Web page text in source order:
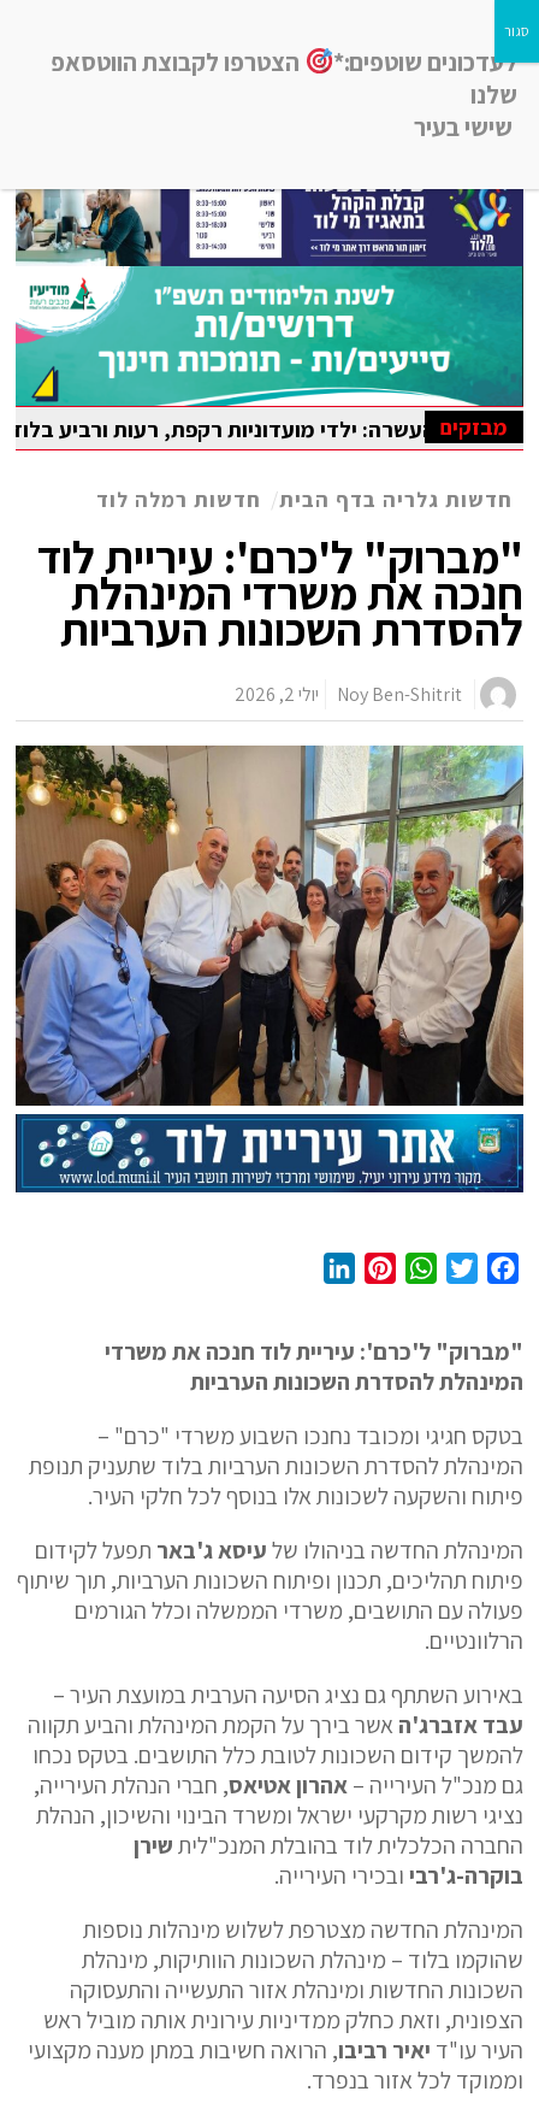
חדשות רמלה לוד, חדשות רחובות, חדשות נס-ציונה והסביבה
מבזקים
ילדי מועדוניות רקפת, רעות ורביע בלוד נהנו מקייטנת
חדשות גלריה בדף הבית/ חדשות רמלה לוד
"מברוק" ל'כרם': עיריית לוד
חנכה את משרדי המינהלת
להסדרת השכונות הערביות
Noy Ben-Shitrit יולי 2, 2026
e
b
o
k
t
r
W
t
s
p
p
t
e
e
s
k
e
I
n
"מברוק" ל'כרם': עיריית לוד חנכה את משרדי
המינהלת להסדרת השכונות הערביות
בטקס חגיגי ומכובד נחנכו השבוע משרדי "כרם" –
המינהלת להסדרת השכונות הערביות בלוד שתעניק תנופת
פיתוח והשקעה לשכונות אלו בנוסף לכל חלקי העיר.
המינהלת החדשה בניהולו שלעיסא ג'באר תפעל לקידום
פיתוח תהליכים, תכנון ופיתוח השכונות הערביות, תוך שיתוף
פעולה עם התושבים, משרדי הממשלה וכלל הגורמים
הרלוונטיים.
באירוע השתתף גם נציג הסיעה הערבית במועצת העיר –
עבד אזברג'ה אשר בירך על הקמת המינהלת והביע תקווה
להמשך קידום השכונות לטובת כלל התושבים. בטקס נכחו
גם מנכ"ל העירייה –אהרון אטיאס, חברי הנהלת העירייה,
נציגי רשות מקרקעי ישראל ומשרד הבינוי והשיכון, הנהלת
החברה הכלכלית לוד בהובלת המנכ"ליתשירן
בוקרה-ג'רביובכירי העירייה.
המינהלת החדשה מצטרפת לשלוש מינהלות נוספות
שהוקמו בלוד – מינהלת השכונות הוותיקות, מינהלת
השכונות החדשות ומינהלת אזור התעשייה והתעסוקה
הצפונית, וזאת כחלק ממדיניות עירונית אותה מוביל ראש
העיר עו"ד יאיר רביבו, הרואה חשיבות במתן מענה מקצועי
וממוקד לכל אזור בנפרד.
לעדכונים שוטפים:*
הצטרפו לקבוצת הווטסאפ
שלנו
שישי בעיר